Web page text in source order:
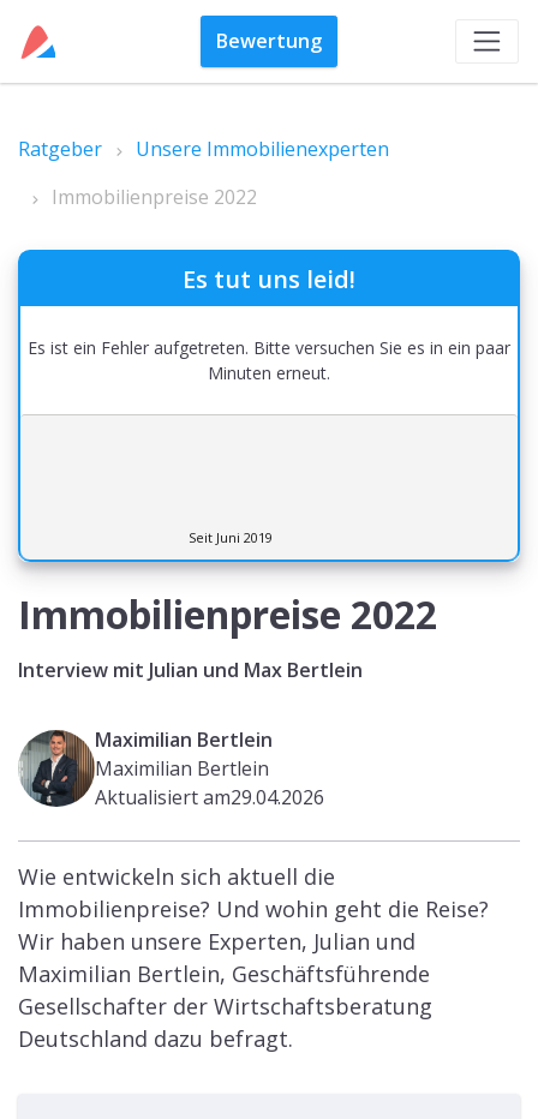
Bewertung
Ratgeber
Unsere Immobilienexperten
Immobilienpreise 2022
Immobilienpreise 2022
Interview mit Julian und Max Bertlein
Maximilian Bertlein
Maximilian Bertlein
Aktualisiert am29.04.2026
Wie entwickeln sich aktuell die
Immobilienpreise? Und wohin geht die Reise?
Wir haben unsere Experten, Julian und
Maximilian Bertlein, Geschäftsführende
Gesellschafter der Wirtschaftsberatung
Deutschland dazu befragt.
Es tut uns leid!
Es ist ein Fehler aufgetreten. Bitte versuchen Sie es in ein paar
Minuten erneut.
Seit Juni 2019